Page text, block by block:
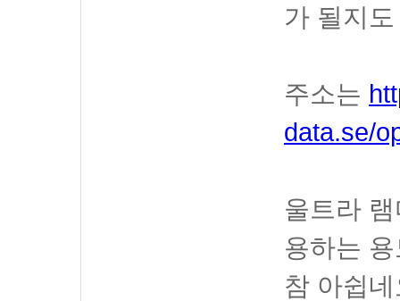
가 될지
주소는
data.se/
울트라
용하는
참 아쉽